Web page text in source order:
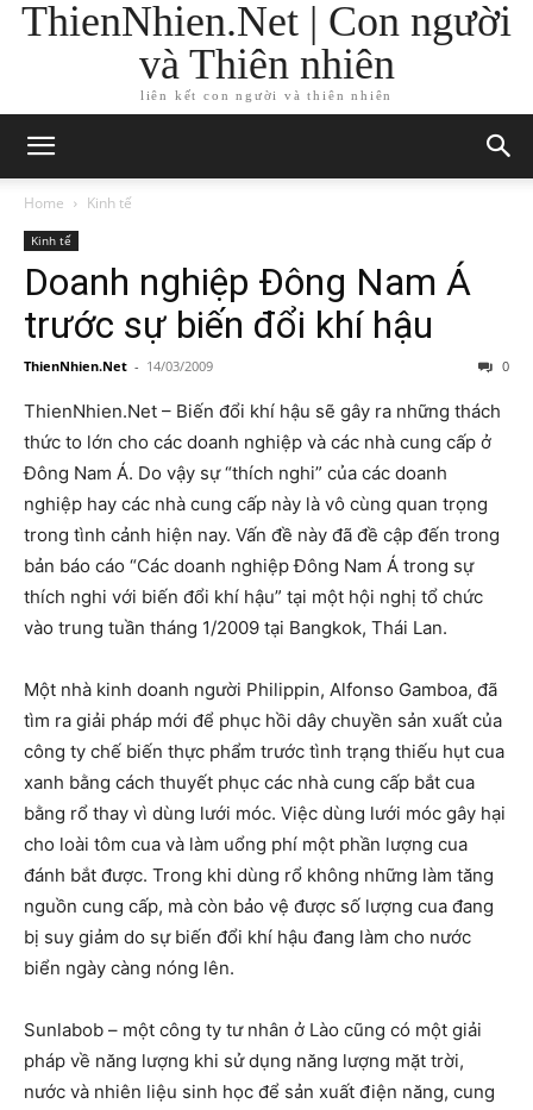
ThienNhien.Net | Con người
và Thiên nhiên
liên kết con người và thiên nhiên
Home Kinh tế
Kinh tế
Doanh nghiệp Đông Nam Á
trước sự biến đổi khí hậu
ThienNhien.Net - 14/03/2009 0
ThienNhien.Net – Biến đổi khí hậu sẽ gây ra những thách
thức to lớn cho các doanh nghiệp và các nhà cung cấp ở
Đông Nam Á. Do vậy sự “thích nghi” của các doanh
nghiệp hay các nhà cung cấp này là vô cùng quan trọng
trong tình cảnh hiện nay. Vấn đề này đã đề cập đến trong
bản báo cáo “Các doanh nghiệp Đông Nam Á trong sự
thích nghi với biến đổi khí hậu” tại một hội nghị tổ chức
vào trung tuần tháng 1/2009 tại Bangkok, Thái Lan.
Một nhà kinh doanh người Philippin, Alfonso Gamboa, đã
tìm ra giải pháp mới để phục hồi dây chuyền sản xuất của
công ty chế biến thực phẩm trước tình trạng thiếu hụt cua
xanh bằng cách thuyết phục các nhà cung cấp bắt cua
bằng rổ thay vì dùng lưới móc. Việc dùng lưới móc gây hại
cho loài tôm cua và làm uổng phí một phần lượng cua
đánh bắt được. Trong khi dùng rổ không những làm tăng
nguồn cung cấp, mà còn bảo vệ được số lượng cua đang
bị suy giảm do sự biến đổi khí hậu đang làm cho nước
biển ngày càng nóng lên.
Sunlabob – một công ty tư nhân ở Lào cũng có một giải
pháp về năng lượng khi sử dụng năng lượng mặt trời,
nước và nhiên liệu sinh học để sản xuất điện năng, cung